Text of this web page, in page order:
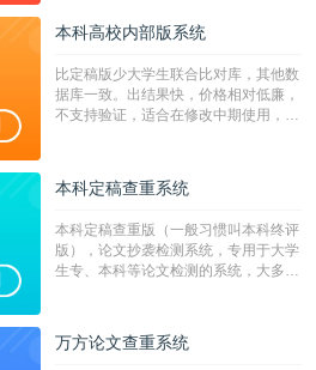
本科高校内部版系统
比定稿版少大学生联合比对库，其他数
据库一致。出结果快，价格相对低廉，
不支持验证，适合在修改中期使用，定
本科定稿查重系统
本科定稿查重版（一般习惯叫本科终评
版），论文抄袭检测系统，专用于大学
生专、本科等论文检测的系统，大多数
万方论文查重系统